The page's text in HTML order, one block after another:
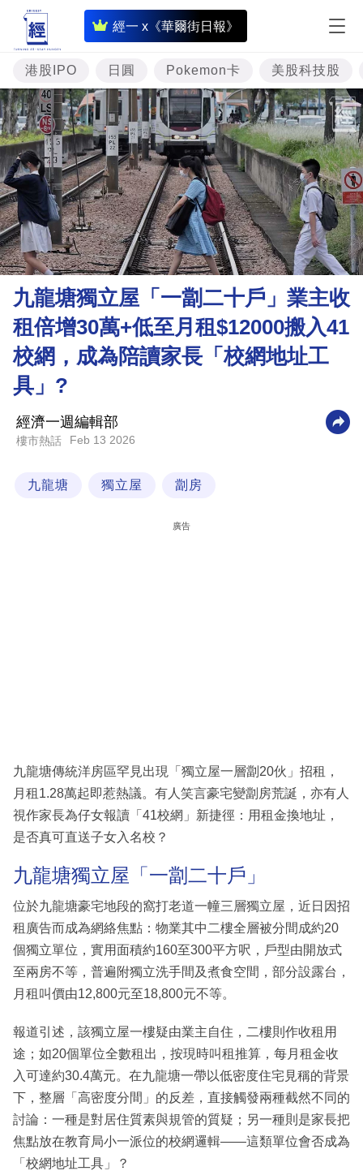
經一 x《華爾街日報》
即
時
財
經
專
題
投
資
樓
市
理
財
商
業
職
生
港股IPO 日圓 Pokemon卡 美股科技股
九龍塘獨立屋「一劏二十戶」業主收
租倍增30萬+低至月租$12000搬入41
校網，成為陪讀家長「校網地址工
具」?
經濟一週編輯部
樓市熱話 Feb 13 2026
九龍塘 獨立屋 劏房
廣告
九龍塘傳統洋房區罕見出現「獨立屋一層劏20伙」招租，
月租1.28萬起即惹熱議。有人笑言豪宅變劏房荒誕，亦有人
視作家長為仔女報讀「41校網」新捷徑：用租金換地址，
是否真可直送子女入名校？
九龍塘獨立屋「一劏二十戶」
位於九龍塘豪宅地段的窩打老道一幢三層獨立屋，近日因招
租廣告而成為網絡焦點：物業其中二樓全層被分間成約20
個獨立單位，實用面積約160至300平方呎，戶型由開放式
至兩房不等，普遍附獨立洗手間及煮食空間，部分設露台，
月租叫價由12,800元至18,800元不等。
報道引述，該獨立屋一樓疑由業主自住，二樓則作收租用
途；如20個單位全數租出，按現時叫租推算，每月租金收
入可達約30.4萬元。在九龍塘一帶以低密度住宅見稱的背景
下，整層「高密度分間」的反差，直接觸發兩種截然不同的
討論：一種是對居住質素與規管的質疑；另一種則是家長把
焦點放在教育局小一派位的校網邏輯——這類單位會否成為
「校網地址工具」？